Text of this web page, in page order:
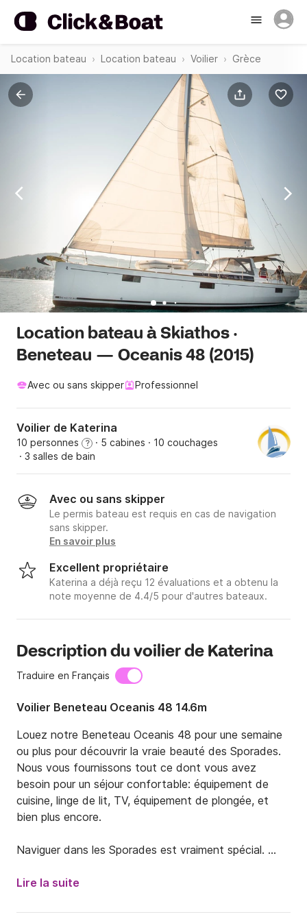
Location bateau Location bateau Voilier Grèce
Location bateau à Skiathos ·
Beneteau — Oceanis 48 (2015)
Avec ou sans skipper Professionnel
Voilier de Katerina
10 personnes ? · 5 cabines · 10 couchages
· 3 salles de bain
Avec ou sans skipper
Le permis bateau est requis en cas de navigation
sans skipper.
En savoir plus
Excellent propriétaire
Katerina a déjà reçu 12 évaluations et a obtenu la
note moyenne de 4.4/5 pour d'autres bateaux.
Description du voilier de Katerina
Traduire en Français
Voilier Beneteau Oceanis 48 14.6m
Louez notre Beneteau Oceanis 48 pour une semaine
ou plus pour découvrir la vraie beauté des Sporades.
Nous vous fournissons tout ce dont vous avez
besoin pour un séjour confortable: équipement de
cuisine, linge de lit, TV, équipement de plongée, et
bien plus encore.
Naviguer dans les Sporades est vraiment spécial.
vous avez décidé de naviguer à l'ouest de Skiathos,
Koukouranies (encore à Skiathos), l'une des plus
Lire la suite